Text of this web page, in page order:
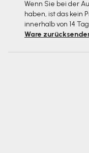
Wenn Sie bei der
haben, ist das kein
innerhalb von 14
Ware